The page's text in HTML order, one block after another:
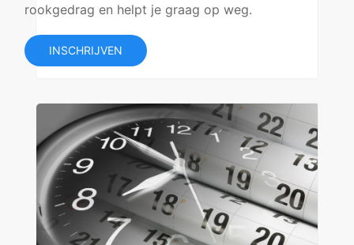
rookgedrag en helpt je graag op weg.
INSCHRIJVEN